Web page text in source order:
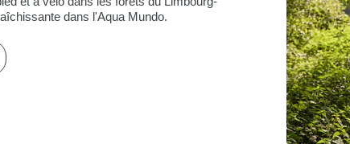
dans l'Aqua Mundo.